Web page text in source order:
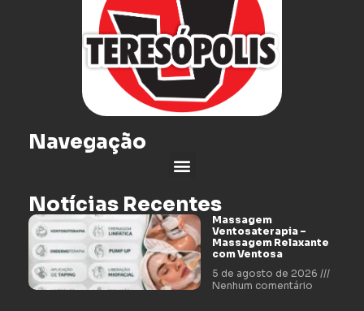
Navegação
Notícias Recentes
Massagem
Ventosaterapia –
Massagem Relaxante
com Ventosa
5 de agosto de 2026
Nenhum comentário